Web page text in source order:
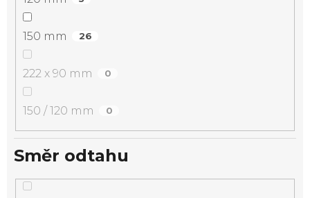
150 mm 26
222 x 90 mm 0
150 / 120 mm 0
Směr odtahu